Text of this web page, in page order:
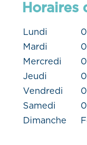
Horaires
Lundi
Mardi
Mercredi
Jeudi
Vendredi
Samedi
Dimanche